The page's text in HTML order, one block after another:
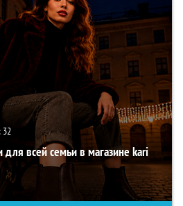
32
всей семьи в магазине kari